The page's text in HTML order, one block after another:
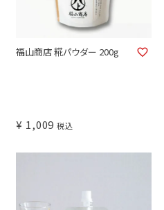
福山商店 糀パウダー 200g
¥ 1,009 税込